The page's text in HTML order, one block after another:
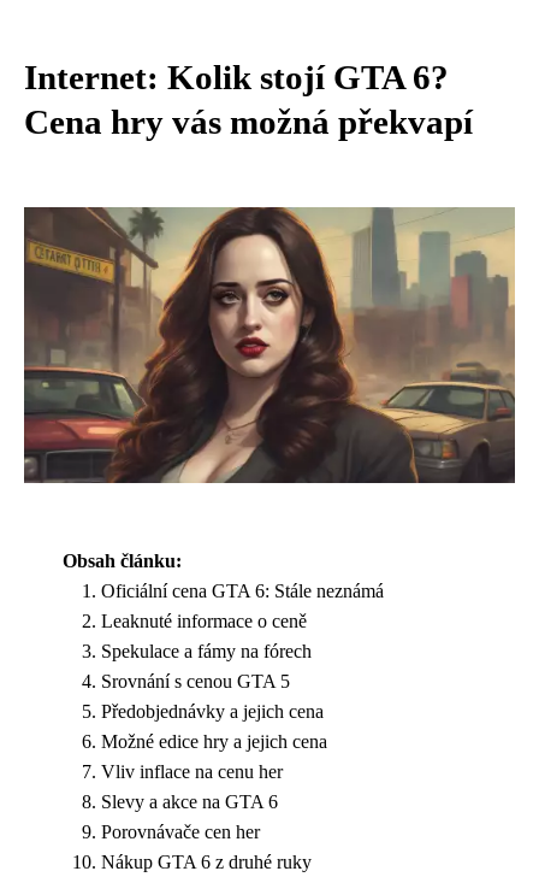
Internet: Kolik stojí GTA 6?
Cena hry vás možná překvapí
Obsah článku:
Oficiální cena GTA 6: Stále neznámá
Leaknuté informace o ceně
Spekulace a fámy na fórech
Srovnání s cenou GTA 5
Předobjednávky a jejich cena
Možné edice hry a jejich cena
Vliv inflace na cenu her
Slevy a akce na GTA 6
Porovnávače cen her
Nákup GTA 6 z druhé ruky